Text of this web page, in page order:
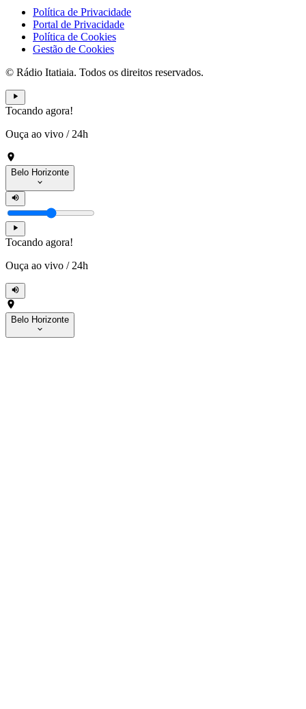
Política de Privacidade
Portal de Privacidade
Política de Cookies
Gestão de Cookies
© Rádio Itatiaia. Todos os direitos reservados.
Tocando agora!
Ouça ao vivo / 24h
Belo Horizonte
Tocando agora!
Ouça ao vivo / 24h
Belo Horizonte